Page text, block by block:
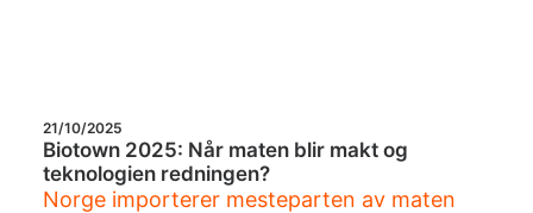
21/10/2025
Biotown 2025: Når maten blir makt og
teknologien redningen?
Norge importerer mesteparten av maten